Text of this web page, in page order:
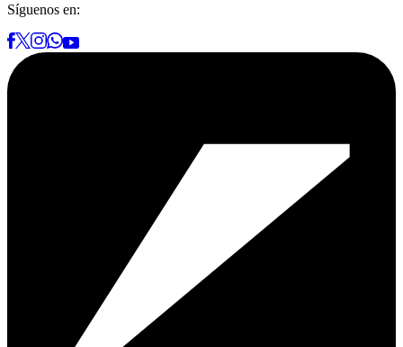
Síguenos en: